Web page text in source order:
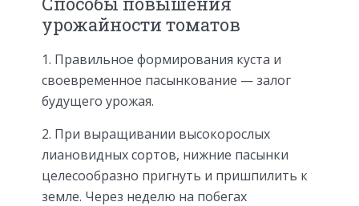
урожайности томатов
1. Правильное формирования куста и
своевременное пасынкование — залог
будущего урожая.
2. При выращивании высокорослых
лиановидных сортов, нижние пасынки
целесообразно пригнуть и пришпилить к
земле. Через неделю на побегах